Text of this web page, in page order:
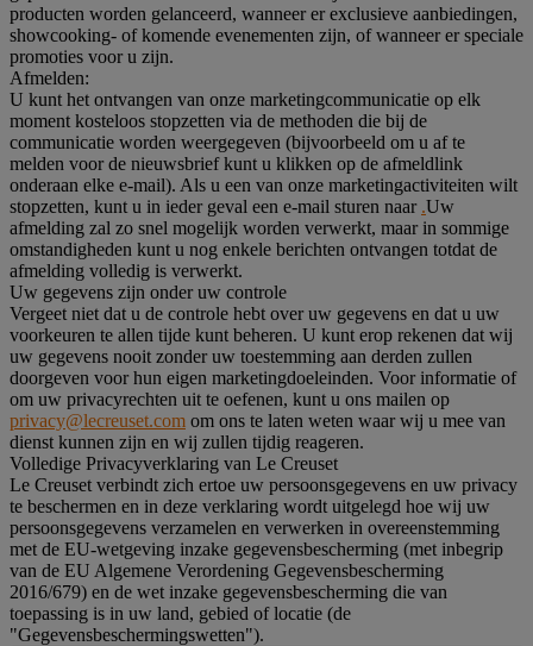
producten worden gelanceerd, wanneer er exclusieve aanbiedingen,
showcooking- of komende evenementen zijn, of wanneer er speciale
promoties voor u zijn.
Afmelden:
U kunt het ontvangen van onze marketingcommunicatie op elk
moment kosteloos stopzetten via de methoden die bij de
communicatie worden weergegeven (bijvoorbeeld om u af te
melden voor de nieuwsbrief kunt u klikken op de afmeldlink
onderaan elke e-mail). Als u een van onze marketingactiviteiten wilt
stopzetten, kunt u in ieder geval een e-mail sturen naar .Uw
afmelding zal zo snel mogelijk worden verwerkt, maar in sommige
omstandigheden kunt u nog enkele berichten ontvangen totdat de
afmelding volledig is verwerkt.
Uw gegevens zijn onder uw controle
Vergeet niet dat u de controle hebt over uw gegevens en dat u uw
voorkeuren te allen tijde kunt beheren. U kunt erop rekenen dat wij
uw gegevens nooit zonder uw toestemming aan derden zullen
doorgeven voor hun eigen marketingdoeleinden. Voor informatie of
om uw privacyrechten uit te oefenen, kunt u ons mailen op
privacy@lecreuset.com om ons te laten weten waar wij u mee van
dienst kunnen zijn en wij zullen tijdig reageren.
Volledige Privacyverklaring van Le Creuset
Le Creuset verbindt zich ertoe uw persoonsgegevens en uw privacy
te beschermen en in deze verklaring wordt uitgelegd hoe wij uw
persoonsgegevens verzamelen en verwerken in overeenstemming
met de EU-wetgeving inzake gegevensbescherming (met inbegrip
van de EU Algemene Verordening Gegevensbescherming
2016/679) en de wet inzake gegevensbescherming die van
toepassing is in uw land, gebied of locatie (de
"Gegevensbeschermingswetten").